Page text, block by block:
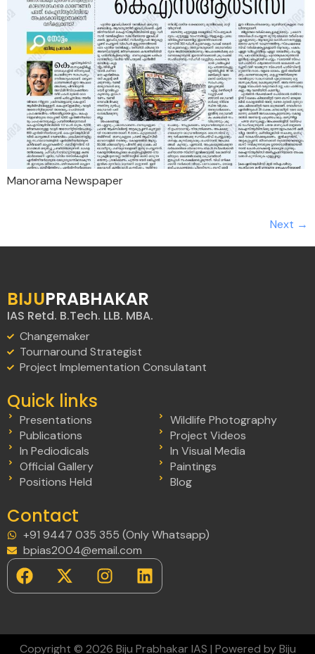
Manorama Newspaper
Next →
BIJUPRABHAKAR
IAS Retd. B.Tech. LLB. MBA.
Changemaker
Tournaround Strategist
Project Implementation Consulatant
Quick links
Presentations
Publications
In Pediodicals
Official Gallery
Positions Held
Wildlife Photography
Project Videos
In Visual Media
Paintings
Blog
Contact
+91 9447 035 355 (Only Whatsapp)
bpias2004@email.com
Copyright © 2026 Biju Prabhakar IAS | Powered by Biju